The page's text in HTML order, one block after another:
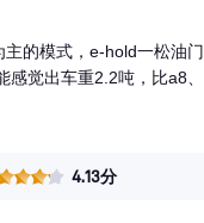
主的模式，e-hold一松油
感觉出车重2.2吨，比a8
4.13分